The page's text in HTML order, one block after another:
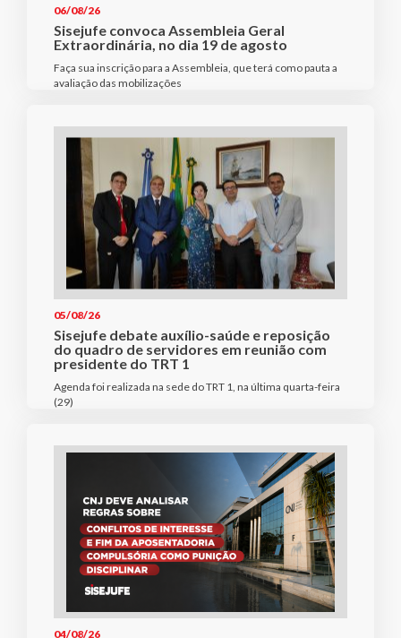
06/08/26
Sisejufe convoca Assembleia Geral
Extraordinária, no dia 19 de agosto
Faça sua inscrição para a Assembleia, que terá como pauta a
avaliação das mobilizações
05/08/26
Sisejufe debate auxílio-saúde e reposição
do quadro de servidores em reunião com
presidente do TRT 1
Agenda foi realizada na sede do TRT 1, na última quarta-feira
(29)
04/08/26